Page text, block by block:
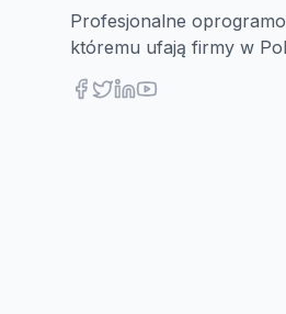
Profesjonalne
któremu ufają firmy w